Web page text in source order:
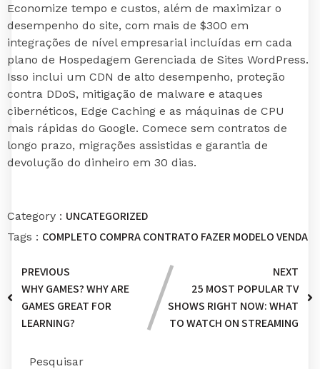
Economize tempo e custos, além de maximizar o
desempenho do site, com mais de $300 em
integrações de nível empresarial incluídas em cada
plano de Hospedagem Gerenciada de Sites WordPress.
Isso inclui um CDN de alto desempenho, proteção
contra DDoS, mitigação de malware e ataques
cibernéticos, Edge Caching e as máquinas de CPU
mais rápidas do Google. Comece sem contratos de
longo prazo, migrações assistidas e garantia de
devolução do dinheiro em 30 dias.
Category : UNCATEGORIZED
Tags : COMPLETO COMPRACONTRATO FAZER MODELOVENDA
PREVIOUS
WHY GAMES? WHY ARE
GAMES GREAT FOR
LEARNING?
NEXT
25 MOST POPULAR TV
SHOWS RIGHT NOW: WHAT
TO WATCH ON STREAMING
Pesquisar